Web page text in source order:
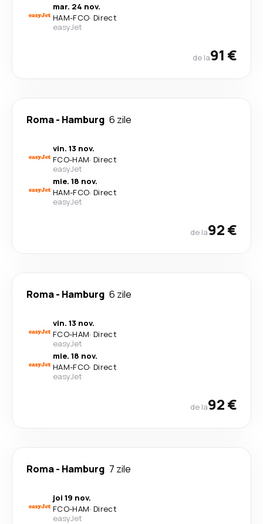
mar. 24 nov.
HAM-FCO· Direct
easyJet
de la91 €
Roma- Hamburg 6 zile
vin. 13 nov.
FCO-HAM· Direct
easyJet
mie. 18 nov.
HAM-FCO· Direct
easyJet
de la92 €
Roma- Hamburg 6 zile
vin. 13 nov.
FCO-HAM· Direct
easyJet
mie. 18 nov.
HAM-FCO· Direct
easyJet
de la92 €
Roma- Hamburg 7 zile
joi 19 nov.
FCO-HAM· Direct
easyJet